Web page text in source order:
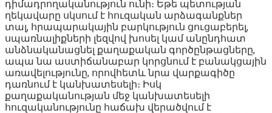
դիմադրողականություն ունի։ Եթե պետության
ղեկավարը սկսում է հուզական արձագանքներ
տալ, հրապարակային բարկություն ցուցաբերել,
սպառնալիքների լեզվով խոսել կամ անընդհատ
անձնականացնել քաղաքական գործընթացները,
ապա նա աստիճանաբար կորցնում է բանակցային
առավելությունը, որովհետև նրա վարքագիծը
դառնում է կանխատեսելի։ Իսկ
քաղաքականության մեջ կանխատեսելի
հուզականությունը հաճախ վերածվում է